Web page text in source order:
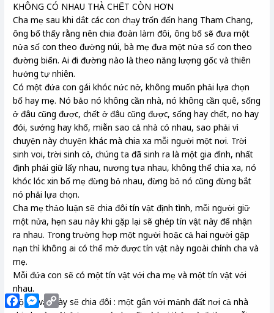
KHÔNG CÓ NHAU THÀ CHẾT CÒN HƠN
Cha mẹ sau khi dắt các con chạy trốn đến hang Tham Chang,
ông bố thấy rằng nên chia đoàn làm đôi, ông bố sẽ đưa một
nửa số con theo đường núi, bà mẹ đưa một nửa số con theo
đường biển. Ai đi đường nào là theo năng lượng gốc và thiên
hướng tự nhiên.
Có một đứa con gái khóc nức nở, không muốn phải lựa chọn
bố hay mẹ. Nó bảo nó không cần nhà, nó không cần quê, sống
ở đâu cũng được, chết ở đâu cũng được, sống hay chết, no hay
đói, sướng hay khổ, miễn sao cả nhà có nhau, sao phải vì
chuyện này chuyện khác mà chia xa mỗi người một nơi. Trời
sinh voi, trời sinh cỏ, chúng ta đã sinh ra là một gia đình, nhất
định phải giữ lấy nhau, nương tựa nhau, không thể chia xa, nó
khóc lóc xin bố mẹ đừng bỏ nhau, đừng bỏ nó cũng đừng bắt
nó phải lựa chọn.
Cha mẹ thảo luận sẽ chia đôi tín vật định tình, mỗi người giữ
một nửa, hẹn sau này khi gặp lại sẽ ghép tín vật này để nhận
ra nhau. Trong trường hợp một người hoặc cả hai người gặp
nạn thì không ai có thể mở được tín vật này ngoài chính cha và
mẹ.
Mỗi đứa con sẽ có một tín vật với cha mẹ và một tín vật với
nhau.
Bộ tín vật này sẽ chia đôi : một gắn với mảnh đất nơi cả nhà
FacebookMessenger
Copy
Link